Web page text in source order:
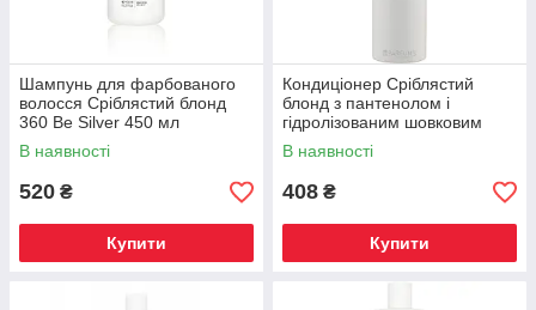
Шампунь для фарбованого
волосся Сріблястий блонд
360 Be Silver 450 мл
В наявності
520 ₴
Купити
Кондиціонер Сріблястий
блонд з пантенолом і
гідролізованим шовковим
протеїном
В наявності
408 ₴
Купити